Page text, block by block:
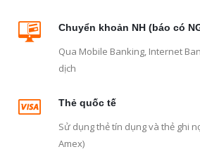
Chuyển khoản NH (báo có
Qua Mobile Banking, Internet
dịch
Thẻ quốc tế
Sử dụng thẻ tín dụng và thẻ ghi
Amex)